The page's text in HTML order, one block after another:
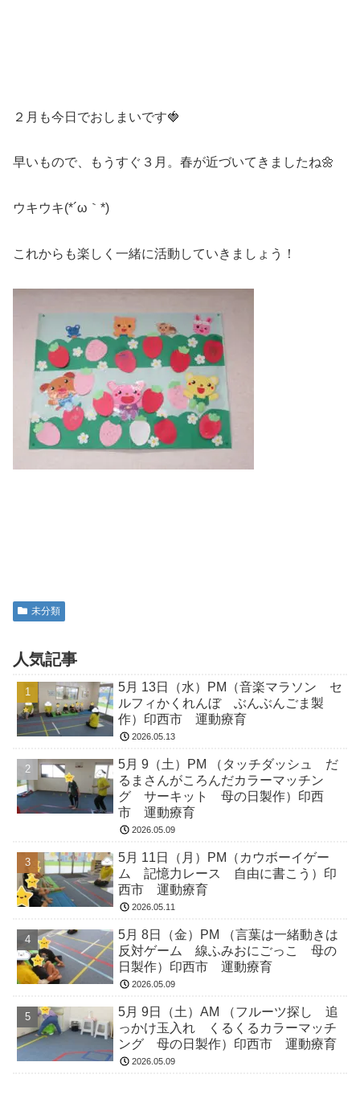
２月も今日でおしまいです🍓
早いもので、もうすぐ３月。春が近づいてきましたね🌼
ウキウキ(*´ω｀*)
これからも楽しく一緒に活動していきましょう！
未分類
人気記事
5月 13日（水）PM（音楽マラソン セ
ルフィかくれんぼ ぶんぶんごま製
作）印西市 運動療育
2026.05.13
5月 9（土）PM （タッチダッシュ だ
るまさんがころんだカラーマッチン
グ サーキット 母の日製作）印西
市 運動療育
2026.05.09
5月 11日（月）PM（カウボーイゲー
ム 記憶力レース 自由に書こう）印
西市 運動療育
2026.05.11
5月 8日（金）PM （言葉は一緒動きは
反対ゲーム 線ふみおにごっこ 母の
日製作）印西市 運動療育
2026.05.09
5月 9日（土）AM （フルーツ探し 追
っかけ玉入れ くるくるカラーマッチ
ング 母の日製作）印西市 運動療育
2026.05.09